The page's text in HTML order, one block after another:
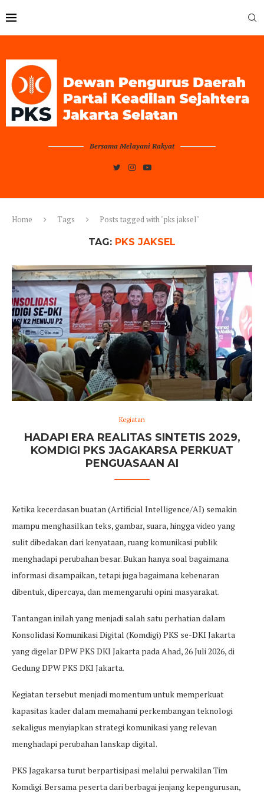
Bersama Melayani Rakyat
Home Tags Posts tagged with "pks jaksel"
TAG: PKS JAKSEL
Kegiatan
HADAPI ERA REALITAS SINTETIS 2029,
KOMDIGI PKS JAGAKARSA PERKUAT
PENGUASAAN AI
Ketika kecerdasan buatan (Artificial Intelligence/AI) semakin
mampu menghasilkan teks, gambar, suara, hingga video yang
sulit dibedakan dari kenyataan, ruang komunikasi publik
menghadapi perubahan besar. Bukan hanya soal bagaimana
informasi disampaikan, tetapi juga bagaimana kebenaran
dibentuk, dipercaya, dan memengaruhi opini masyarakat.
Tantangan inilah yang menjadi salah satu perhatian dalam
Konsolidasi Komunikasi Digital (Komdigi) PKS se-DKI Jakarta
yang digelar DPW PKS DKI Jakarta pada Ahad, 26 Juli 2026, di
Gedung DPW PKS DKI Jakarta.
Kegiatan tersebut menjadi momentum untuk memperkuat
kapasitas kader dalam memahami perkembangan teknologi
sekaligus menyiapkan strategi komunikasi yang relevan
menghadapi perubahan lanskap digital.
PKS Jagakarsa turut berpartisipasi melalui perwakilan Tim
Komdigi. Bersama peserta dari berbagai jenjang kepengurusan,